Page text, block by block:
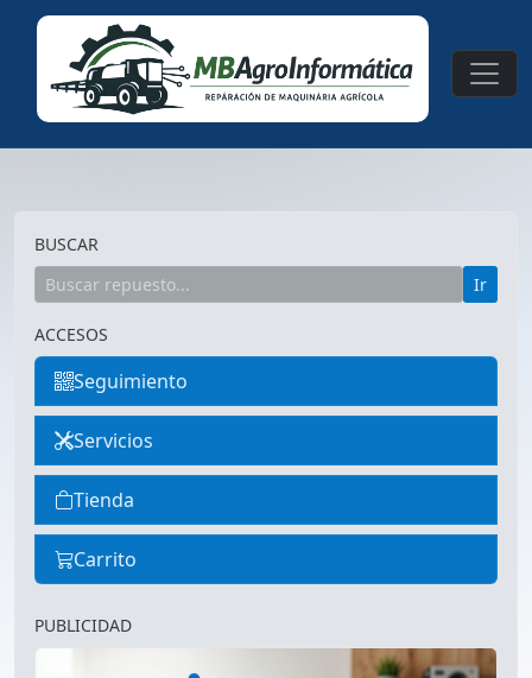
BUSCAR
Ir
ACCESOS
Seguimiento
Servicios
Tienda
Carrito
PUBLICIDAD